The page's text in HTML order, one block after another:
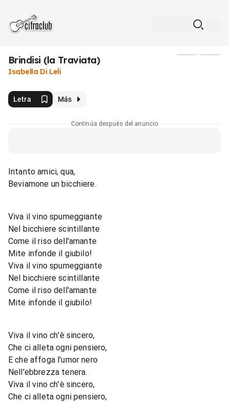
Brindisi (la Traviata)
Isabella Di Leli
Letra Más
Continúa después del anuncio
Intanto amici, qua,
Beviamone un bicchiere.
Viva il vino spumeggiante
Nel bicchiere scintillante
Come il riso dell'amante
Mite infonde il giubilo!
Viva il vino spumeggiante
Nel bicchiere scintillante
Come il riso dell'amante
Mite infonde il giubilo!
Viva il vino ch'è sincero,
Che ci alleta ogni pensiero,
E che affoga l'umor nero
Nell'ebbrezza tenera.
Viva il vino ch'è sincero,
Che ci alleta ogni pensiero,